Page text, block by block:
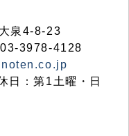
泉4-8-23
3978-4128
日：第1土曜・日